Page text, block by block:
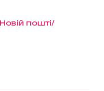
пошті/